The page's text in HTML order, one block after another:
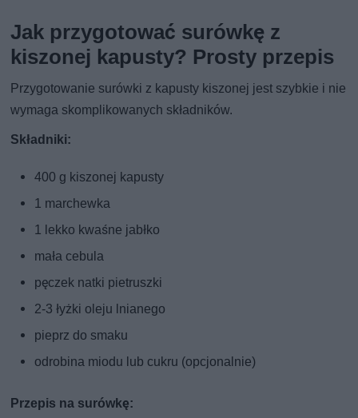
Jak przygotować surówkę z
kiszonej kapusty? Prosty przepis
Przygotowanie surówki z kapusty kiszonej jest szybkie i nie
wymaga skomplikowanych składników.
Składniki:
400 g kiszonej kapusty
1 marchewka
1 lekko kwaśne jabłko
mała cebula
pęczek natki pietruszki
2-3 łyżki oleju lnianego
pieprz do smaku
odrobina miodu lub cukru (opcjonalnie)
Przepis na surówkę: